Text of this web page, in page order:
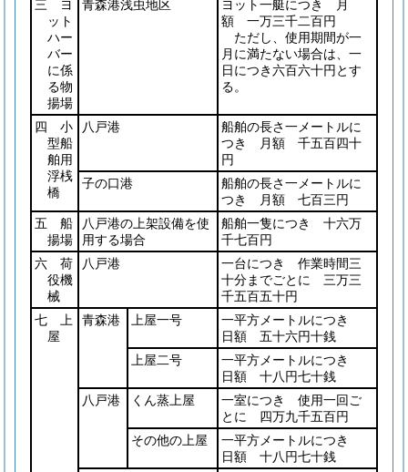
三 ヨ
ット
ハー
バー
に係
る物
揚場
青森港浅虫地区
ヨット一艇につき 月
額 一万三千二百円
ただし、使用期間が一
月に満たない場合は、一
日につき六百六十円とす
る。
四 小
型船
舶用
浮桟
橋
八戸港
船舶の長さ一メートルに
つき 月額 千五百四十
円
子の口港
船舶の長さ一メートルに
つき 月額 七百三円
五 船
揚場
八戸港の上架設備を使
用する場合
船舶一隻につき 十六万
千七百円
六 荷
役機
械
八戸港
一台につき 作業時間三
十分までごとに 三万三
千五百五十円
七 上
屋
青森港 上屋一号
一平方メートルにつき
日額 五十六円十銭
上屋二号
一平方メートルにつき
日額 十八円七十銭
八戸港
くん蒸上屋
一室につき 使用一回ご
とに 四万九千五百円
その他の上屋
一平方メートルにつき
日額 十八円七十銭